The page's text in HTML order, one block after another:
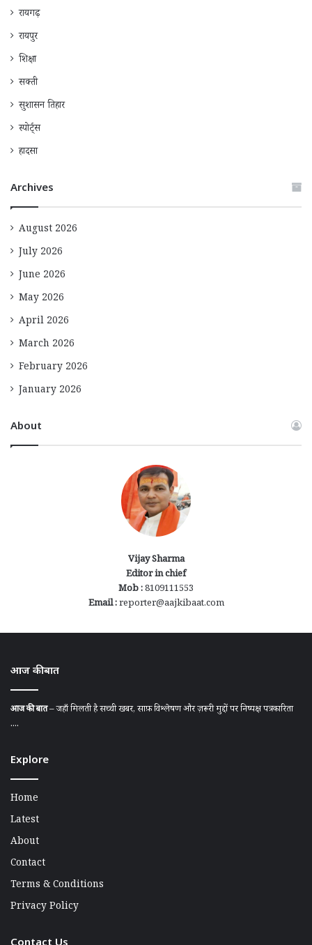
रायगढ़
रायपुर
शिक्षा
सक्ती
सुशासन तिहार
स्पोर्ट्स
हादसा
Archives
August 2026
July 2026
June 2026
May 2026
April 2026
March 2026
February 2026
January 2026
About
Vijay Sharma
Editor in chief
Mob :8109111553
Email :reporter@aajkibaat.com
आज की बात
आज की बात– जहाँ मिलती है सच्ची खबर, साफ़ विश्लेषण और ज़रूरी मुद्दों पर निष्पक्ष पत्रकारिता
....
Explore
Home
Latest
About
Contact
Terms & Conditions
Privacy Policy